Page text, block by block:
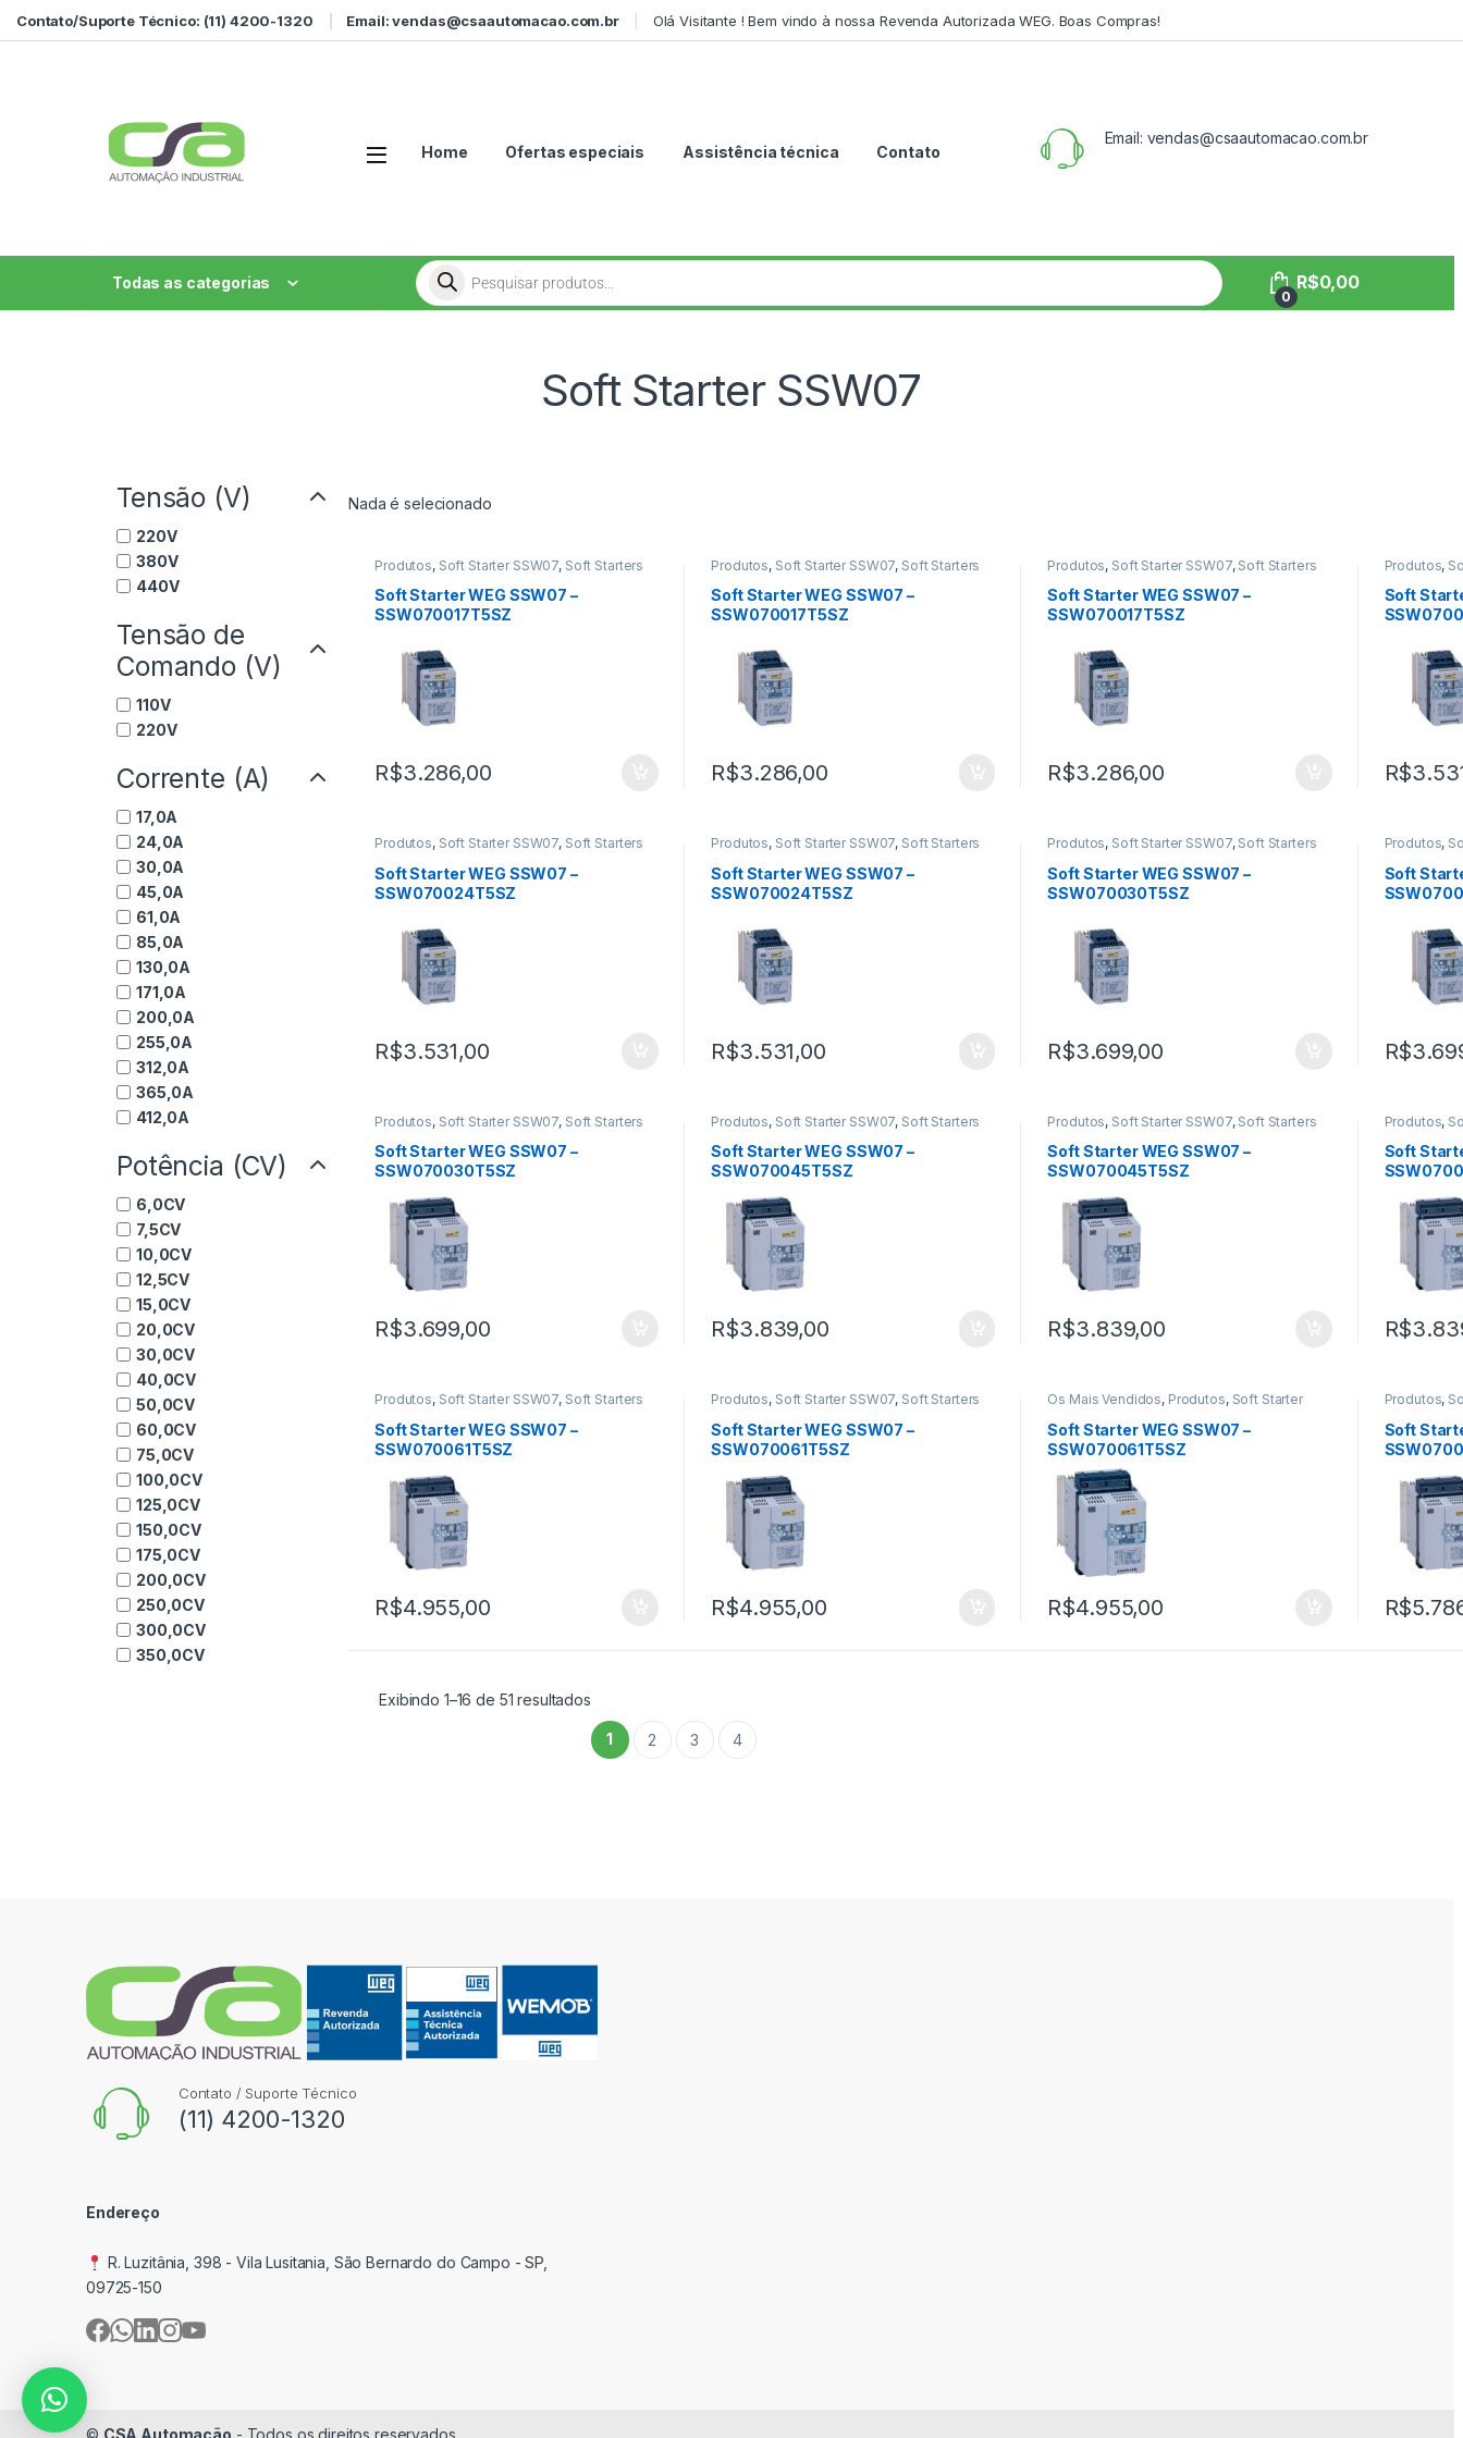
Contato/Suporte Técnico: (11) 4200-1320 Email: vendas@csaautomacao.com.br Olá Visitante ! Bem vindo à nossa Revenda Autorizada WEG. Boas Compras!
Home Ofertas especiais Assistência técnica Contato
Email: vendas@csaautomacao.com.br
Todas as categorias
0
R$0,00
Soft Starter SSW07
Tensão (V)
220V
380V
440V
Tensão de
Comando (V)
110V
220V
Corrente (A)
17,0A
24,0A
30,0A
45,0A
61,0A
85,0A
130,0A
171,0A
200,0A
255,0A
312,0A
365,0A
412,0A
Potência (CV)
6,0CV
7,5CV
10,0CV
12,5CV
15,0CV
20,0CV
30,0CV
40,0CV
50,0CV
60,0CV
75,0CV
100,0CV
125,0CV
150,0CV
175,0CV
200,0CV
250,0CV
300,0CV
350,0CV
Nada é selecionado
Produtos, Soft Starter SSW07, Soft Starters
Soft Starter WEG SSW07 –
SSW070017T5SZ
R$3.286,00
Produtos, Soft Starter SSW07, Soft Starters
Soft Starter WEG SSW07 –
SSW070017T5SZ
R$3.286,00
Produtos, Soft Starter SSW07, Soft Starters
Soft Starter WEG SSW07 –
SSW070017T5SZ
R$3.286,00
Produtos,
Soft
R$
Produtos, Soft Starter SSW07, Soft Starters
Soft Starter WEG SSW07 –
SSW070024T5SZ
R$3.531,00
Produtos, Soft Starter SSW07, Soft Starters
Soft Starter WEG SSW07 –
SSW070024T5SZ
R$3.531,00
Produtos, Soft Starter SSW07, Soft Starters
Soft Starter WEG SSW07 –
SSW070030T5SZ
R$3.699,00
Produtos,
Soft
R$
Produtos, Soft Starter SSW07, Soft Starters
Soft Starter WEG SSW07 –
SSW070030T5SZ
R$3.699,00
Produtos, Soft Starter SSW07, Soft Starters
Soft Starter WEG SSW07 –
SSW070045T5SZ
R$3.839,00
Produtos, Soft Starter SSW07, Soft Starters
Soft Starter WEG SSW07 –
SSW070045T5SZ
R$3.839,00
Produtos,
Soft
R$
Produtos, Soft Starter SSW07, Soft Starters
Soft Starter WEG SSW07 –
SSW070061T5SZ
R$4.955,00
Produtos, Soft Starter SSW07, Soft Starters
Soft Starter WEG SSW07 –
SSW070061T5SZ
R$4.955,00
Os Mais Vendidos, Produtos, Soft Starter
Soft Starter WEG SSW07 –
SSW070061T5SZ
R$4.955,00
Produtos,
Soft
R$
Exibindo 1–16 de 51 resultados
1 2 3 4
Contato / Suporte Técnico
(11) 4200-1320
Endereço
R. Luzitânia, 398 - Vila Lusitania, São Bernardo do Campo - SP,
09725-150
© CSA Automação - Todos os direitos reservados